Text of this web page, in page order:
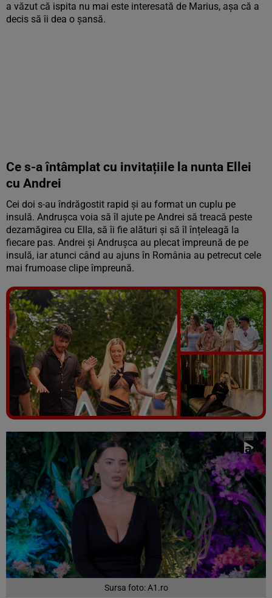
a văzut că ispita nu mai este interesată de Marius, așa că a
decis să îi dea o șansă.
Ce s-a întâmplat cu invitațiile la nunta Ellei
cu Andrei
Cei doi s-au îndrăgostit rapid și au format un cuplu pe
insulă. Andrușca voia să îl ajute pe Andrei să treacă peste
dezamăgirea cu Ella, să îi fie alături și să îl înțeleagă la
fiecare pas. Andrei și Andrușca au plecat împreună de pe
insulă, iar atunci când au ajuns în România au petrecut cele
mai frumoase clipe împreună.
Vezi galeria foto
5 poze
Sursa foto: A1.ro